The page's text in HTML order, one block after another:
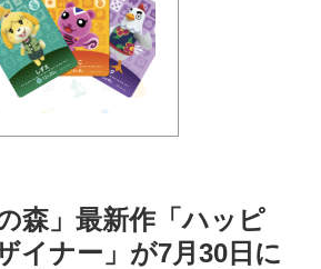
森」最新作「ハッピ
イナー」が7月30日に